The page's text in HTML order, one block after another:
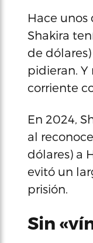
Hace
Shakira
de
pidieran.
corriente
En 2024,
al
dólares) a
evitó un
prisión.
Sin